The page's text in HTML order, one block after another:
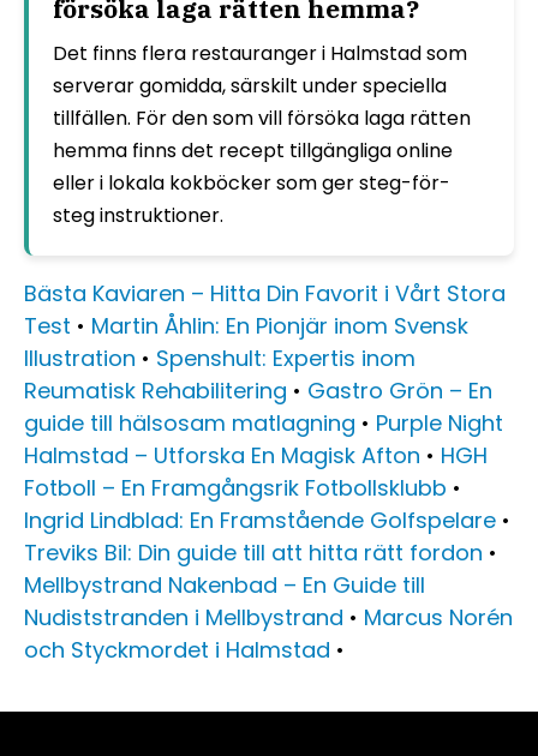
försöka laga rätten hemma?
Det finns flera restauranger i Halmstad som
serverar gomidda, särskilt under speciella
tillfällen. För den som vill försöka laga rätten
hemma finns det recept tillgängliga online
eller i lokala kokböcker som ger steg-för-
steg instruktioner.
Bästa Kaviaren – Hitta Din Favorit i Vårt Stora
Test • Martin Åhlin: En Pionjär inom Svensk
Illustration • Spenshult: Expertis inom
Reumatisk Rehabilitering • Gastro Grön – En
guide till hälsosam matlagning • Purple Night
Halmstad – Utforska En Magisk Afton • HGH
Fotboll – En Framgångsrik Fotbollsklubb •
Ingrid Lindblad: En Framstående Golfspelare •
Treviks Bil: Din guide till att hitta rätt fordon •
Mellbystrand Nakenbad – En Guide till
Nudiststranden i Mellbystrand • Marcus Norén
och Styckmordet i Halmstad •